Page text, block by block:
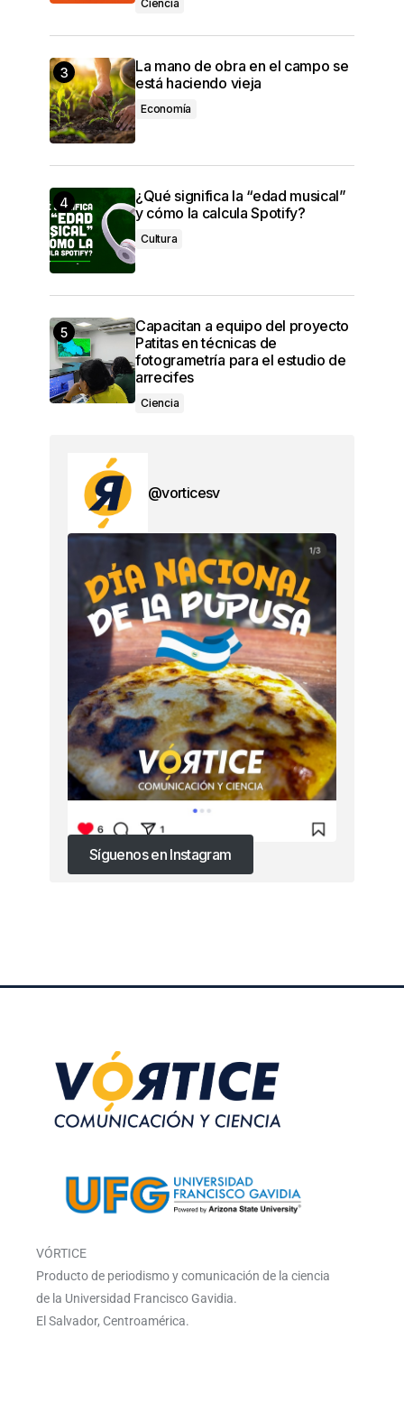
Ciencia
La mano de obra en el campo se
está haciendo vieja
Economía
¿Qué significa la “edad musical”
y cómo la calcula Spotify?
Cultura
Capacitan a equipo del proyecto
Patitas en técnicas de
fotogrametría para el estudio de
arrecifes
Ciencia
@vorticesv
Síguenos en Instagram
VÓRTICE
Producto de periodismo y comunicación de la ciencia
de la Universidad Francisco Gavidia.
El Salvador, Centroamérica.